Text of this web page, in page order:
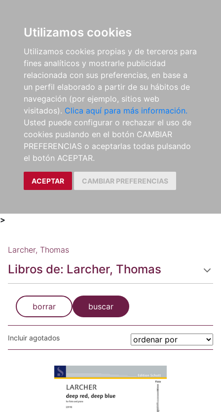
Utilizamos cookies
Utilizamos cookies propias y de terceros para
fines analíticos y mostrarle publicidad
relacionada con sus preferencias, en base a
un perfil elaborado a partir de su hábitos de
navegación (por ejemplo, sitios web
visitados). Clica aquí para más información.
Usted puede configurar o rechazar el uso de
cookies puslando en el botón CAMBIAR
PREFERENCIAS o aceptarlas todas pulsando
el botón ACEPTAR.
ACEPTAR CAMBIAR PREFERENCIAS
>
Larcher, Thomas
Libros de: Larcher, Thomas
borrar buscar
Incluir agotados